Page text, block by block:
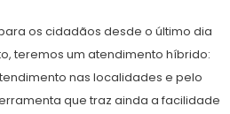
os cidadãos desde o último dia
teremos um atendimento híbrido:
nas localidades e pelo
que traz ainda a facilidade